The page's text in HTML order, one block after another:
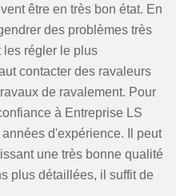
être en très bon état. En
des problèmes très
les régler le plus
contacter des ravaleurs
de ravalement. Pour
à Entreprise LS
d'expérience. Il peut
une très bonne qualité
plus détaillées, il suffit de